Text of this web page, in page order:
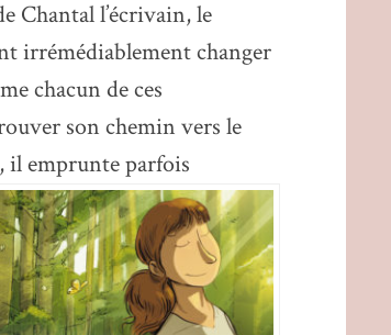
Chantal l’écrivain, le
irrémédiablement changer
chacun de ces
son chemin vers le
il emprunte parfois